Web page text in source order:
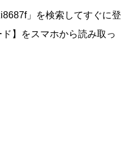
」を検索してすぐに登
】をスマホから読み取っ